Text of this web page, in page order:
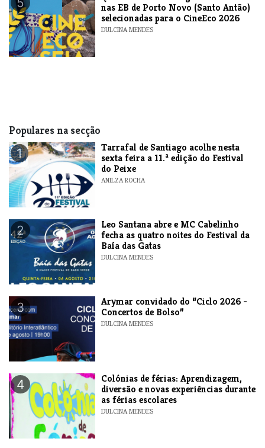
nas EB de Porto Novo (Santo Antão)
selecionadas para o CineEco 2026
DULCINA MENDES
Populares na secção
1
Tarrafal de Santiago acolhe nesta
sexta feira a 11.ª edição do Festival
do Peixe
ANILZA ROCHA
2
​Leo Santana abre e MC Cabelinho
fecha as quatro noites do Festival da
Baía das Gatas
DULCINA MENDES
3
​Arymar convidado do “Ciclo 2026 -
Concertos de Bolso”
DULCINA MENDES
4
Colónias de férias: Aprendizagem,
diversão e novas experiências durante
as férias escolares
DULCINA MENDES